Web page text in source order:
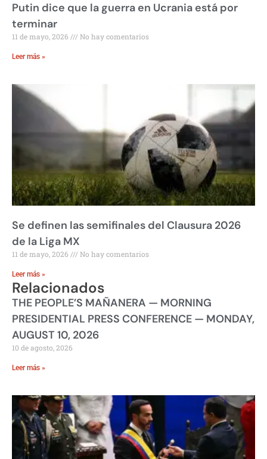
Putin dice que la guerra en Ucrania está por
terminar
11 de mayo, 2026 No hay comentarios
Leer más »
Se definen las semifinales del Clausura 2026
de la Liga MX
11 de mayo, 2026 No hay comentarios
Leer más »
Relacionados
THE PEOPLE’S MAÑANERA — MORNING
PRESIDENTIAL PRESS CONFERENCE — MONDAY,
AUGUST 10, 2026
10 de agosto, 2026
Leer más »